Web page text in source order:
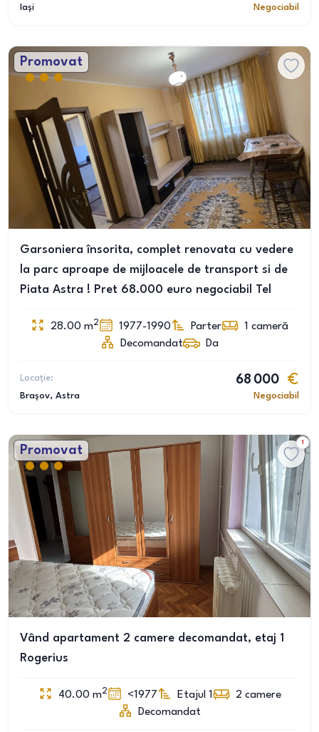
Iași
Negociabil
Promovat
Garsoniera însorita, complet renovata cu vedere
la parc aproape de mijloacele de transport si de
Piata Astra ! Pret 68.000 euro negociabil Tel
28.00 m2 1977-1990 Parter 1 cameră
Decomandat
Da
Locație:
Brașov, Astra
68 000
Negociabil
Promovat
1
Vând apartament 2 camere decomandat, etaj 1
Rogerius
40.00 m2 <1977 Etajul 1 2 camere
Decomandat